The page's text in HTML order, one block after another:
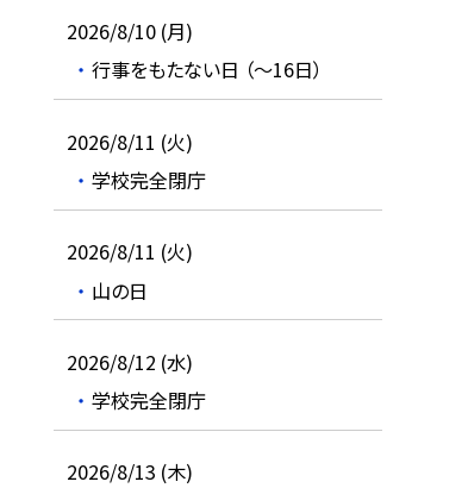
2026/8/10 (月)
行事をもたない日 （～16日）
2026/8/11 (火)
学校完全閉庁
2026/8/11 (火)
山の日
2026/8/12 (水)
学校完全閉庁
2026/8/13 (木)